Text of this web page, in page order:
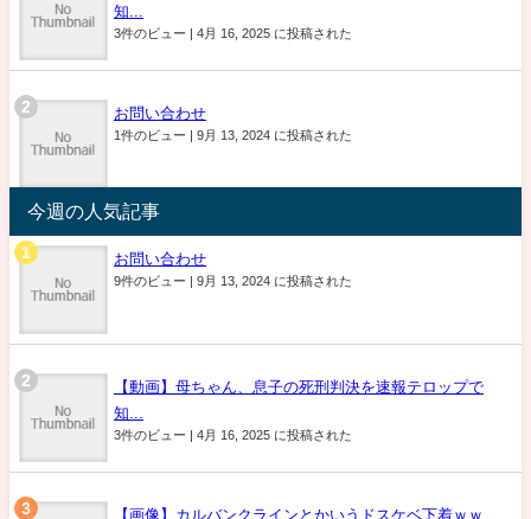
知...
3件のビュー 4月 16, 2025 に投稿された
お問い合わせ
1件のビュー 9月 13, 2024 に投稿された
今週の人気記事
お問い合わせ
9件のビュー 9月 13, 2024 に投稿された
【動画】母ちゃん、息子の死刑判決を速報テロップで
知...
3件のビュー 4月 16, 2025 に投稿された
【画像】カルバンクラインとかいうドスケベ下着ｗｗ